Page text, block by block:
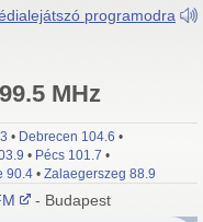
programodra
MHz
• Debrecen 104.6 •
• Pécs 101.7 •
90.4 • Zalaegerszeg 88.9
- Budapest 99.5 MHz